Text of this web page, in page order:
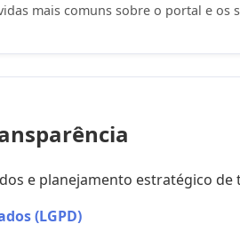
mais comuns sobre o portal e os
e planejamento estratégico
(LGPD)